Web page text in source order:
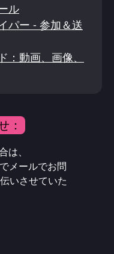
ル
パー - 参加＆送
動画、画像、
：
は、
メールでお問
いさせていた